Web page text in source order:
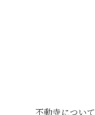
不動寺について